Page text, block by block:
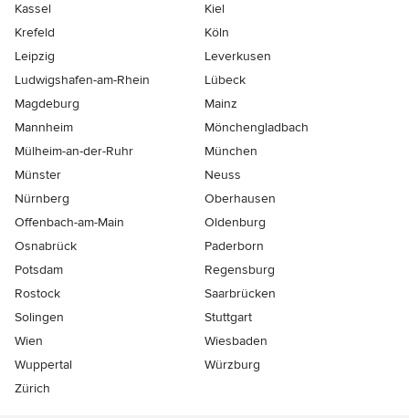
Kassel
Kiel
Krefeld
Köln
Leipzig
Leverkusen
Ludwigshafen-am-Rhein
Lübeck
Magdeburg
Mainz
Mannheim
Mönchen­gladbach
Mülheim-an-der-Ruhr
München
Münster
Neuss
Nürnberg
Oberhausen
Offenbach-am-Main
Oldenburg
Osnabrück
Paderborn
Potsdam
Regensburg
Rostock
Saarbrücken
Solingen
Stuttgart
Wien
Wiesbaden
Wuppertal
Würzburg
Zürich